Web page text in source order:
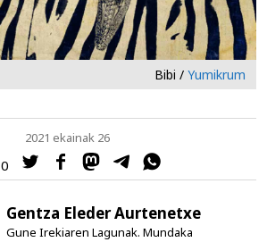
Bibi / Yumikrum
0
2021 ekainak 26
Gentza Eleder Aurtenetxe
Gune Irekiaren Lagunak. Mundaka